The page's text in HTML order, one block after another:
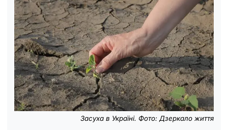
Засуха в Україні. Фото: Дзеркало життя